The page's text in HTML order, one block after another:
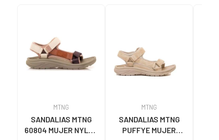
MTNG
SANDALIAS MTNG
60804 MUJER NYLON
MTNG
SANDALIAS MTNG
PUFFYE MUJER